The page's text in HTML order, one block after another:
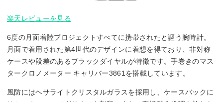
楽天レビューを見る
6度の月面着陸プロジェクトすべてに携帯されたと謳う腕時計。
月面で着用された第4世代のデザインに着想を得ており、非対称
ケースや段差のあるブラックダイヤルが特徴です。手巻きのマス
タークロノメーター キャリバー3861を搭載しています。
風防にはヘサライトクリスタルガラスを採用し、ケースバックに